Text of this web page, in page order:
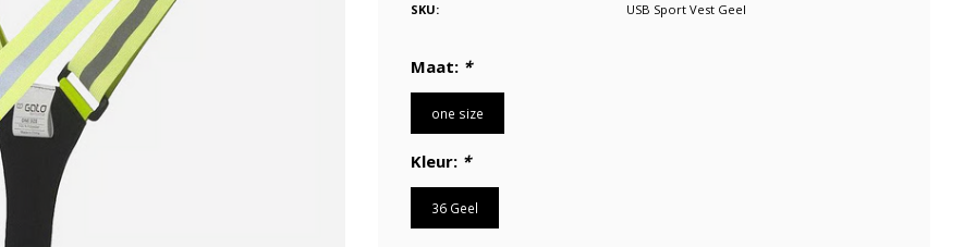
SKU:
USB Sport Vest Geel
Maat: *
one size
Kleur: *
36 Geel